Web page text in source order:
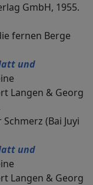
GmbH, 1955.
fernen Berge
und
Langen & Georg
(Bai Juyi
und
Langen & Georg